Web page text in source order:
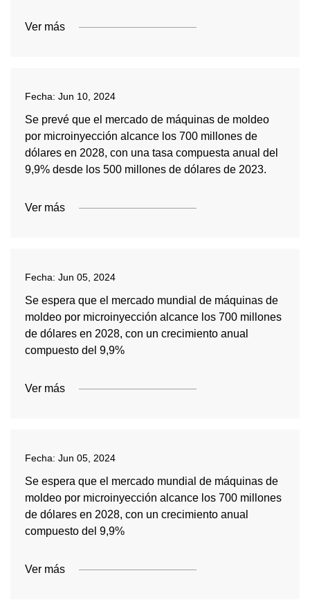
Ver más
Fecha: Jun 10, 2024
Se prevé que el mercado de máquinas de moldeo
por microinyección alcance los 700 millones de
dólares en 2028, con una tasa compuesta anual del
9,9% desde los 500 millones de dólares de 2023.
Ver más
Fecha: Jun 05, 2024
Se espera que el mercado mundial de máquinas de
moldeo por microinyección alcance los 700 millones
de dólares en 2028, con un crecimiento anual
compuesto del 9,9%
Ver más
Fecha: Jun 05, 2024
Se espera que el mercado mundial de máquinas de
moldeo por microinyección alcance los 700 millones
de dólares en 2028, con un crecimiento anual
compuesto del 9,9%
Ver más